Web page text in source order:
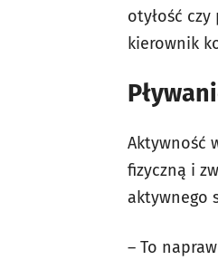
otyłość
kierownik
Aktywność
fizyczną i
aktywnego
– To